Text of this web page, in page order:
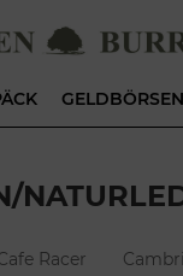
GELDBÖRSEN
Racer